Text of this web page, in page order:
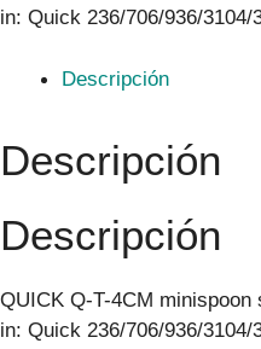
in: Quick 236/706/936/3104/
Descripción
Descripción
Descripción
QUICK Q-T-4CM
in: Quick 236/706/936/3104/